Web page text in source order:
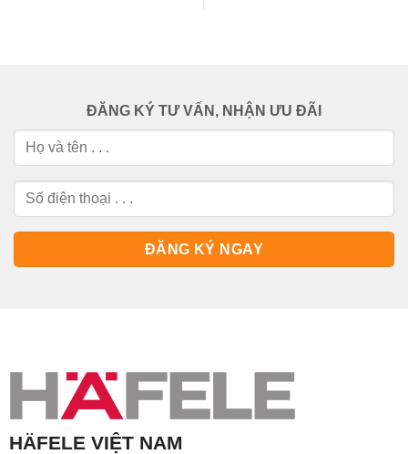
ĐĂNG KÝ TƯ VẤN, NHẬN ƯU ĐÃI
HÄFELE VIỆT NAM